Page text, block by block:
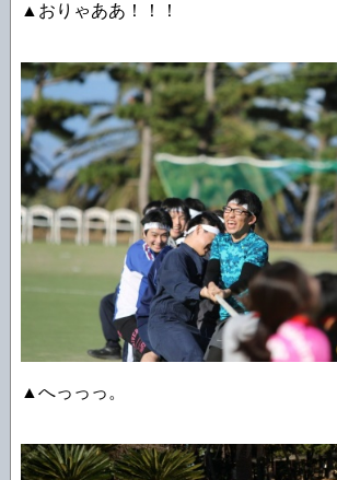
▲おりゃああ！！！
▲へっっっ。